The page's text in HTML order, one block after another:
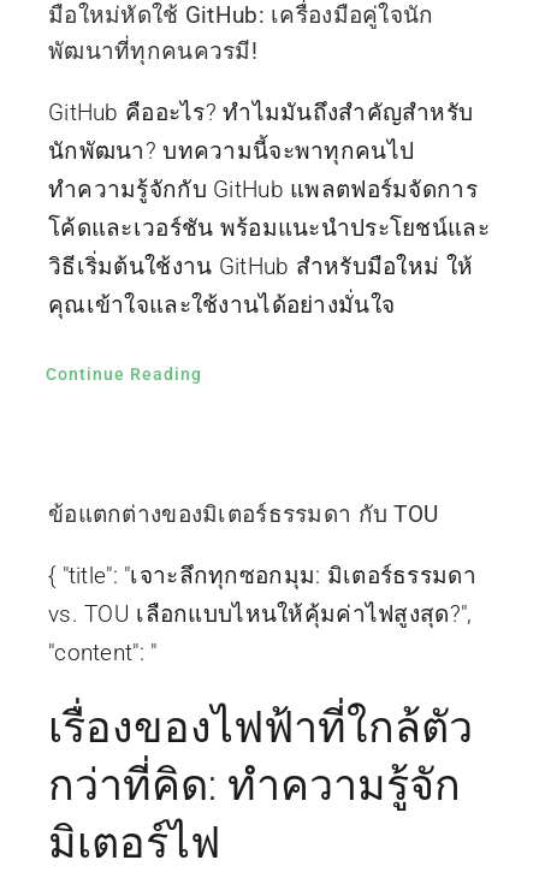
มือใหม่หัดใช้ GitHub: เครื่องมือคู่ใจนัก
พัฒนาที่ทุกคนควรมี!
GitHub คืออะไร? ทำไมมันถึงสำคัญสำหรับ
นักพัฒนา? บทความนี้จะพาทุกคนไป
ทำความรู้จักกับ GitHub แพลตฟอร์มจัดการ
โค้ดและเวอร์ชัน พร้อมแนะนำประโยชน์และ
วิธีเริ่มต้นใช้งาน GitHub สำหรับมือใหม่ ให้
คุณเข้าใจและใช้งานได้อย่างมั่นใจ
Continue Reading
ข้อแตกต่างของมิเตอร์ธรรมดา กับ TOU
{ "title": "เจาะลึกทุกซอกมุม: มิเตอร์ธรรมดา
vs. TOU เลือกแบบไหนให้คุ้มค่าไฟสูงสุด?",
"content": "
เรื่องของไฟฟ้าที่ใกล้ตัว
กว่าที่คิด: ทำความรู้จัก
มิเตอร์ไฟ